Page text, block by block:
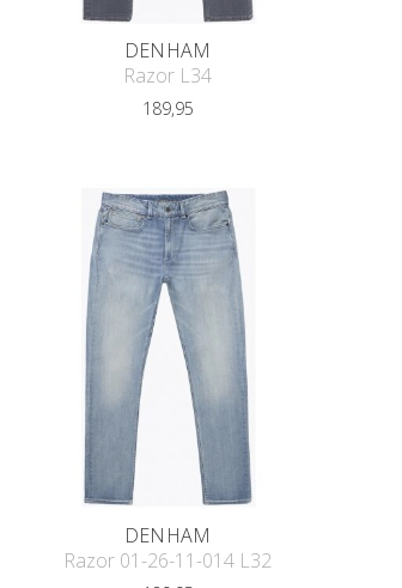
DENHAM
Razor L34
189,95
DENHAM
Razor 01-26-11-014 L32